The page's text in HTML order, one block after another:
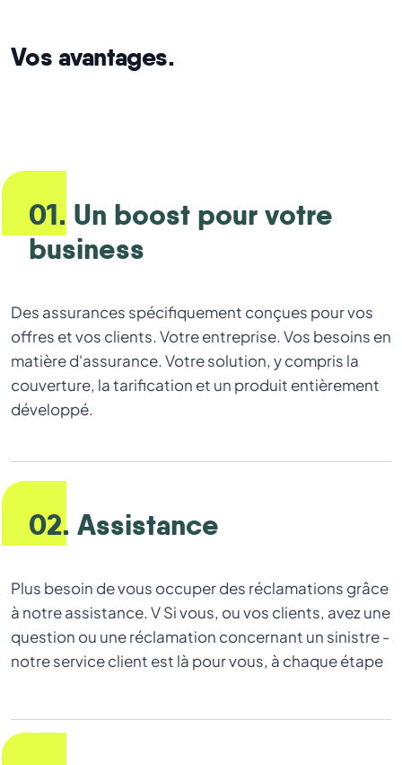
Vos avantages.
01. Un boost pour votre
business
Des assurances spécifiquement conçues pour vos
offres et vos clients. Votre entreprise. Vos besoins en
matière d'assurance. Votre solution, y compris la
couverture, la tarification et un produit entièrement
développé.
02. Assistance
Plus besoin de vous occuper des réclamations grâce
à notre assistance. V Si vous, ou vos clients, avez une
question ou une réclamation concernant un sinistre -
notre service client est là pour vous, à chaque étape